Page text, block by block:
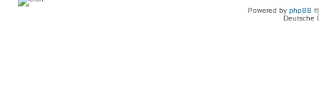
Powered by phpBB
Deutsche